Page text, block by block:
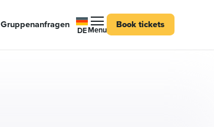
Gruppenanfragen DEMenu Book tickets